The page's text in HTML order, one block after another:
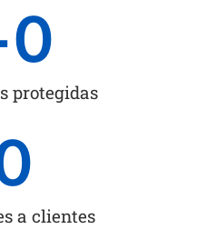
protegidas
0
a clientes